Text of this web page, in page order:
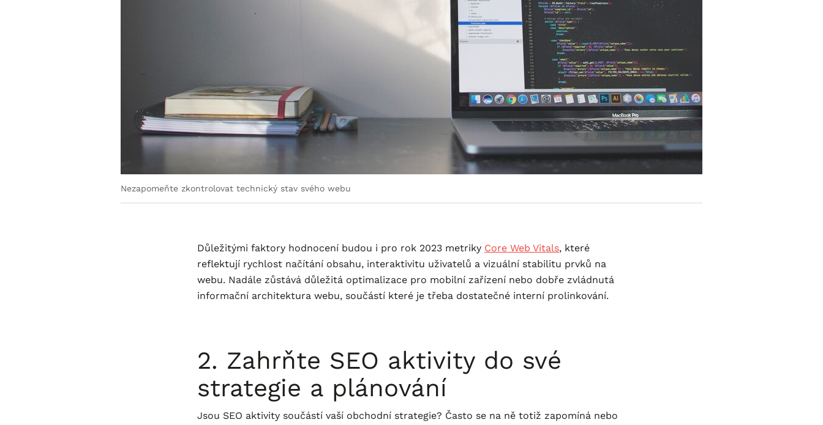
Nezapomeňte zkontrolovat technický stav svého webu
Důležitými faktory hodnocení budou i pro rok 2023 metriky Core Web Vitals, které
reflektují rychlost načítání obsahu, interaktivitu uživatelů a vizuální stabilitu prvků na
webu. Nadále zůstává důležitá optimalizace pro mobilní zařízení nebo dobře zvládnutá
informační architektura webu, součástí které je třeba dostatečné interní prolinkování.
2. Zahrňte SEO aktivity do své
strategie a plánování
Jsou SEO aktivity součástí vaší obchodní strategie? Často se na ně totiž zapomíná nebo